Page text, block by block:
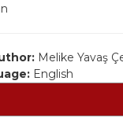
Melike Yavaş
English